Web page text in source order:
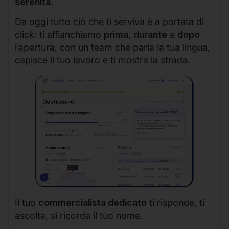
Da oggi tutto ciò che ti serviva è a portata di
click: ti affianchiamo prima, durante e dopo
l’apertura, con un team che parla la tua lingua,
capisce il tuo lavoro e ti mostra la strada.
Il tuo commercialista dedicato ti risponde, ti
ascolta, si ricorda il tuo nome.